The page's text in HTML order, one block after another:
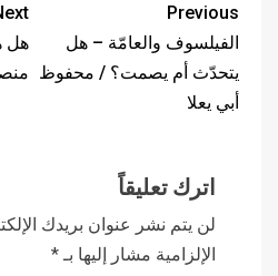
Previous
الفيلسوف والعامّة – هل
يتحدّث أم يصمت؟ / محفوظ
أبي يعلا
هل
اترك تعليقاً
لن يتم نشر عنوان بريدك
الإلزامية مشار إليها بـ*